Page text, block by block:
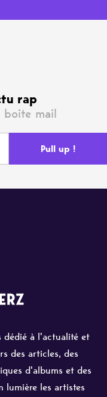
rap
boite mail
dédié à l'actualité et
des articles, des
d'albums et des
lumière les artistes